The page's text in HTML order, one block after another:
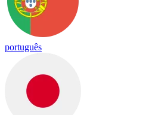
português